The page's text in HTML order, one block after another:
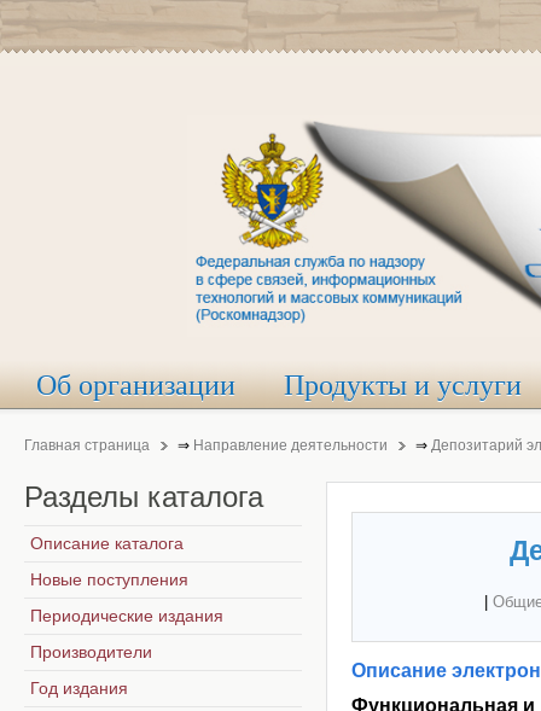
Об организации Продукты и услуги
Главная страница ⇒ Направление деятельности ⇒ Депозитарий
Описание
Функциональная и
Разделы каталога
Описание каталога
Новые поступления
Периодические издания
Производители
Год издания